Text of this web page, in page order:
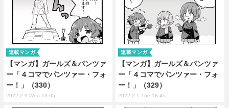
【マンガ】ガールズ＆パンツァ
ー「４コマでパンツァー・フォ
ー！」（330）
連載マンガ
2022.2.9 Wed 13:05
【マンガ】ガールズ＆パンツァ
ー「４コマでパンツァー・フォ
ー！」（329）
連載マンガ
2022.2.1 Tue 18:45